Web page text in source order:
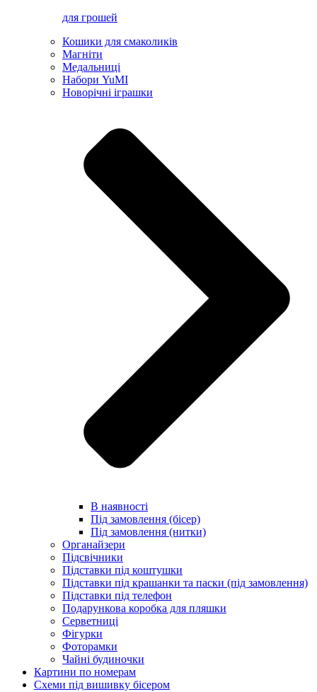
для грошей
Кошики для смаколиків
Магніти
Медальниці
Набори YuMI
Новорічні іграшки
В наявності
Під замовлення (бісер)
Під замовлення (нитки)
Органайзери
Підсвічники
Підставки під коштушки
Підставки під крашанки та паски (під замовлення)
Підставки під телефон
Подарункова коробка для пляшки
Серветниці
Фігурки
Фоторамки
Чайні будиночки
Картини по номерам
Схеми під вишивку бісером